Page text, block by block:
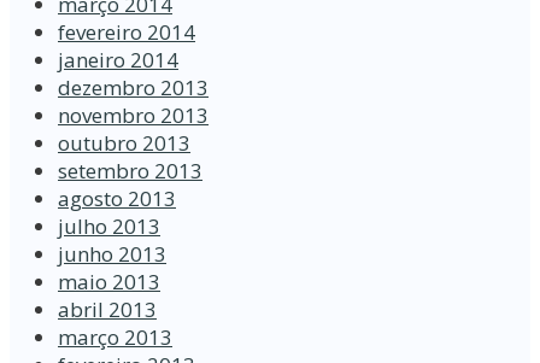
fevereiro 2014
janeiro 2014
dezembro 2013
novembro 2013
outubro 2013
setembro 2013
agosto 2013
julho 2013
junho 2013
maio 2013
abril 2013
março 2013